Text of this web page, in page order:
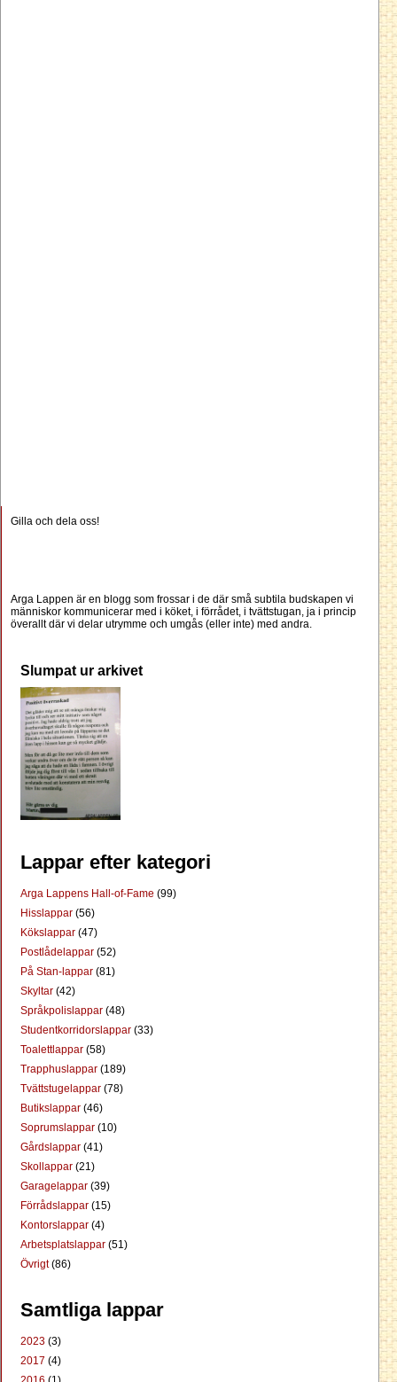
Gilla och dela oss!
Arga Lappen är en blogg som frossar i de där små subtila budskapen vi
människor kommunicerar med i köket, i förrådet, i tvättstugan, ja i princip
överallt där vi delar utrymme och umgås (eller inte) med andra.
Slumpat ur arkivet
Lappar efter kategori
Arga Lappens Hall-of-Fame (99)
Hisslappar (56)
Kökslappar (47)
Postlådelappar (52)
På Stan-lappar (81)
Skyltar (42)
Språkpolislappar (48)
Studentkorridorslappar (33)
Toalettlappar (58)
Trapphuslappar (189)
Tvättstugelappar (78)
Butikslappar (46)
Soprumslappar (10)
Gårdslappar (41)
Skollappar (21)
Garagelappar (39)
Förrådslappar (15)
Kontorslappar (4)
Arbetsplatslappar (51)
Övrigt(86)
Samtliga lappar
2023 (3)
2017 (4)